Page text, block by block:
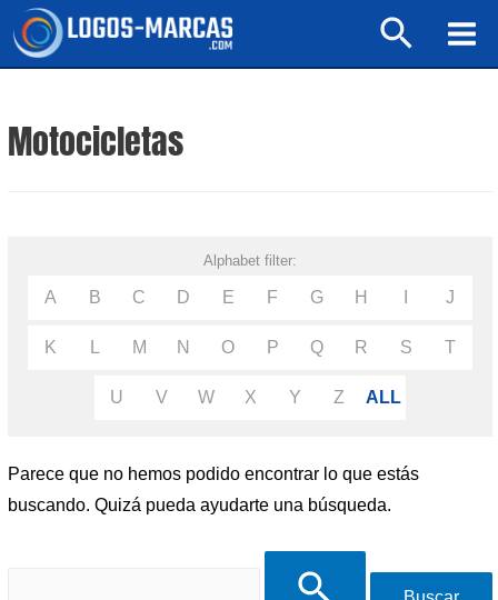
Buscar
Motocicletas
Alphabet filter:
A B C D E F G H J
K M N O P Q R S T
U V W X Y Z ALL
Parece que no hemos podido encontrar lo que estás
buscando. Quizá pueda ayudarte una búsqueda.